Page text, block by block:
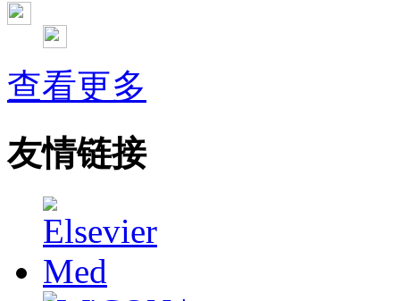
彭晓霞---诊断试验的Meta分析
武姗姗---累积Meta分析和TSA分析
孙凤---Network Meta分析
杨智荣---Cochrane综述实战经验分享
杨祖耀---疾病频率资料的Meta分析
查看更多
友情链接